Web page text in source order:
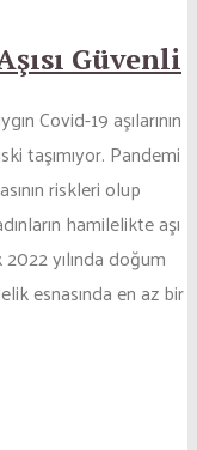
Güvenli
Covid-19 aşılarının
taşımıyor. Pandemi
riskleri olup
hamilelikte aşı
yılında doğum
esnasında en az bir